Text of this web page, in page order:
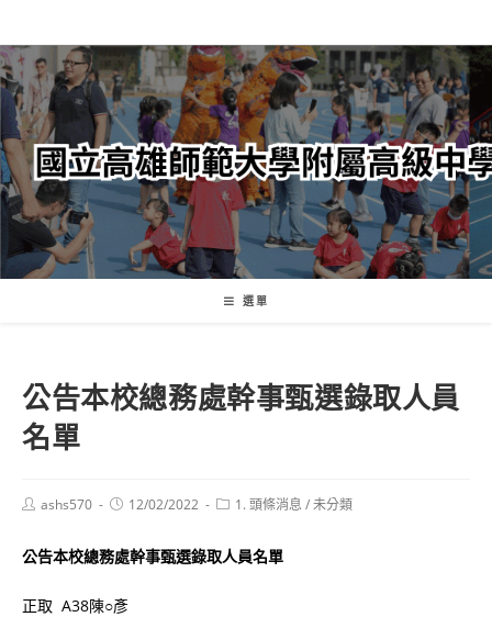
轉
至
主
內
容
選單
公告本校總務處幹事甄選錄取人員
名單
Postashs570
Post12/02/2022
Post1. 頭條消息 /未分類
公告本校總務處幹事甄選錄取人員名單
正取 A38陳○彥